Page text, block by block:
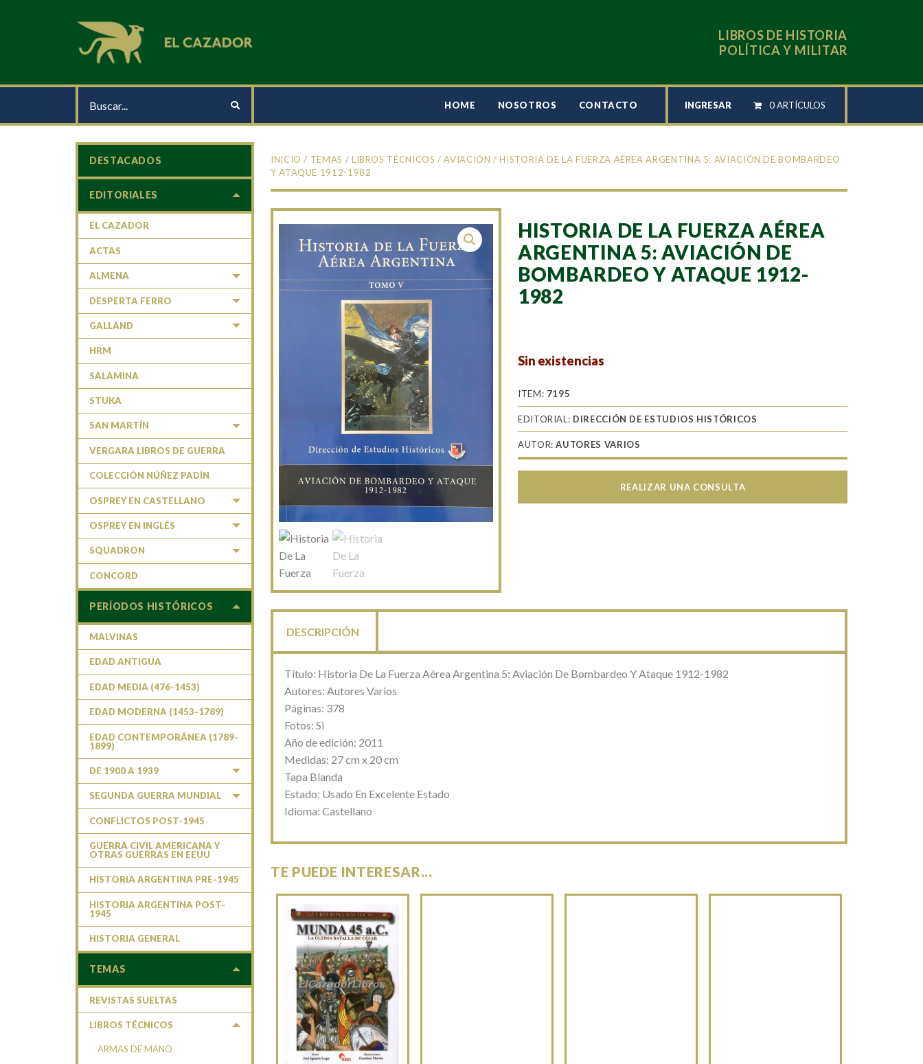
LIBROS DE HISTORIA
POLÍTICA Y MILITAR
HOME NOSOTROS CONTACTO INGRESAR 0 ARTÍCULOS
INICIO / TEMAS / LIBROS TÉCNICOS /AVIACIÓN / HISTORIA DE LA FUERZA AÉREA ARGENTINA 5: AVIACIÓN DE BOMBARDEO
Y ATAQUE 1912-1982
HISTORIA DE LA FUERZA AÉREA
ARGENTINA 5: AVIACIÓN DE
BOMBARDEO Y ATAQUE 1912-
1982
Sin existencias
ITEM: 7195
EDITORIAL: DIRECCIÓN DE ESTUDIOS HISTÓRICOS
AUTOR:AUTORES VARIOS
REALIZAR UNA CONSULTA
DESCRIPCIÓN
Título: Historia De La Fuerza Aérea Argentina 5: Aviación De Bombardeo Y Ataque 1912-1982
Autores: Autores Varios
Páginas: 378
Fotos: Si
Año de edición: 2011
Medidas: 27 cm x 20 cm
Tapa Blanda
Estado: Usado En Excelente Estado
Idioma: Castellano
TE PUEDE INTERESAR...
DESTACADOS
EDITORIALES
EL CAZADOR
ACTAS
ALMENA
DESPERTA FERRO
GALLAND
HRM
SALAMINA
STUKA
SAN MARTÍN
VERGARA LIBROS DE GUERRA
COLECCIÓN NÚÑEZ PADÍN
OSPREY EN CASTELLANO
OSPREY EN INGLÉS
SQUADRON
CONCORD
PERÍODOS HISTÓRICOS
MALVINAS
EDAD ANTIGUA
EDAD MEDIA (476-1453)
EDAD MODERNA (1453-1789)
EDAD CONTEMPORÁNEA (1789-
1899)
DE 1900 A 1939
SEGUNDA GUERRA MUNDIAL
CONFLICTOS POST-1945
GUERRA CIVIL AMERICANA Y
OTRAS GUERRAS EN EEUU
HISTORIA ARGENTINA PRE-1945
HISTORIA ARGENTINA POST-
1945
HISTORIA GENERAL
TEMAS
REVISTAS SUELTAS
LIBROS TÉCNICOS
ARMAS DE MANO